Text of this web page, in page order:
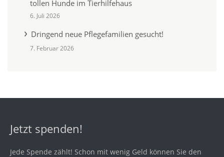
tollen Hunde im Tierhilfehaus
6. Juli 2026
Dringend neue Pflegefamilien gesucht!
7. Februar 2026
Jetzt spenden!
Jede Spende zählt! Schon mit wenig Geld können Sie den